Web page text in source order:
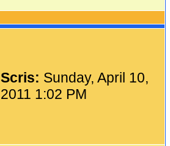
Scris: Sunday, April 10,
2011 1:02 PM